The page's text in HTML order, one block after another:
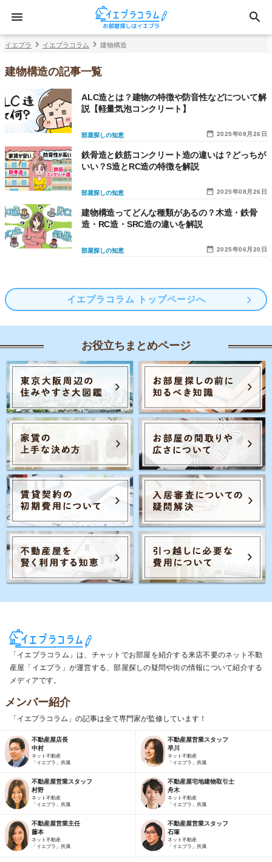
イエプラ イエプラコラム 建物構造
建物構造の記事一覧
2025年08月26日
部屋探しの知恵
ALC造とは？建物の特徴や防音性などについて解
説【軽量気泡コンクリート】
2025年08月26日
部屋探しの知恵
鉄骨造と鉄筋コンクリート造の違いは？どっちが
いい？S造とRC造の特徴を解説
2025年06月20日
部屋探しの知恵
建物構造ってどんな種類があるの？木造・鉄骨
造・RC造・SRC造の違いを解説
イエプラコラム トップページへ
お役立ちまとめページ
「イエプラコラム」は、チャットでお部屋を紹介する来店不要のネット不動
産屋「イエプラ」が運営する、部屋探しの疑問や街の情報について紹介する
メディアです。
メンバー紹介
「イエプラコラム」の記事は全て専門家が監修しています！
不動産屋店長
中村
ネット不動産
「イエプラ」所属
不動産屋営業スタッフ
早川
ネット不動産
「イエプラ」所属
不動産屋営業スタッフ
村野
ネット不動産
「イエプラ」所属
不動産屋宅地建物取引士
舟木
ネット不動産
「イエプラ」所属
不動産屋営業主任
藤本
ネット不動産
「イエプラ」所属
不動産屋営業スタッフ
石塚
ネット不動産
「イエプラ」所属